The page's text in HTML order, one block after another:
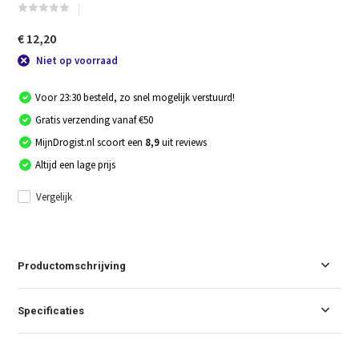
€ 12,20
Niet op voorraad
Voor 23:30 besteld, zo snel mogelijk verstuurd!
Gratis verzending vanaf €50
MijnDrogist.nl scoort een 8,9uit reviews
Altijd een lage prijs
Vergelijk
Productomschrijving
Specificaties